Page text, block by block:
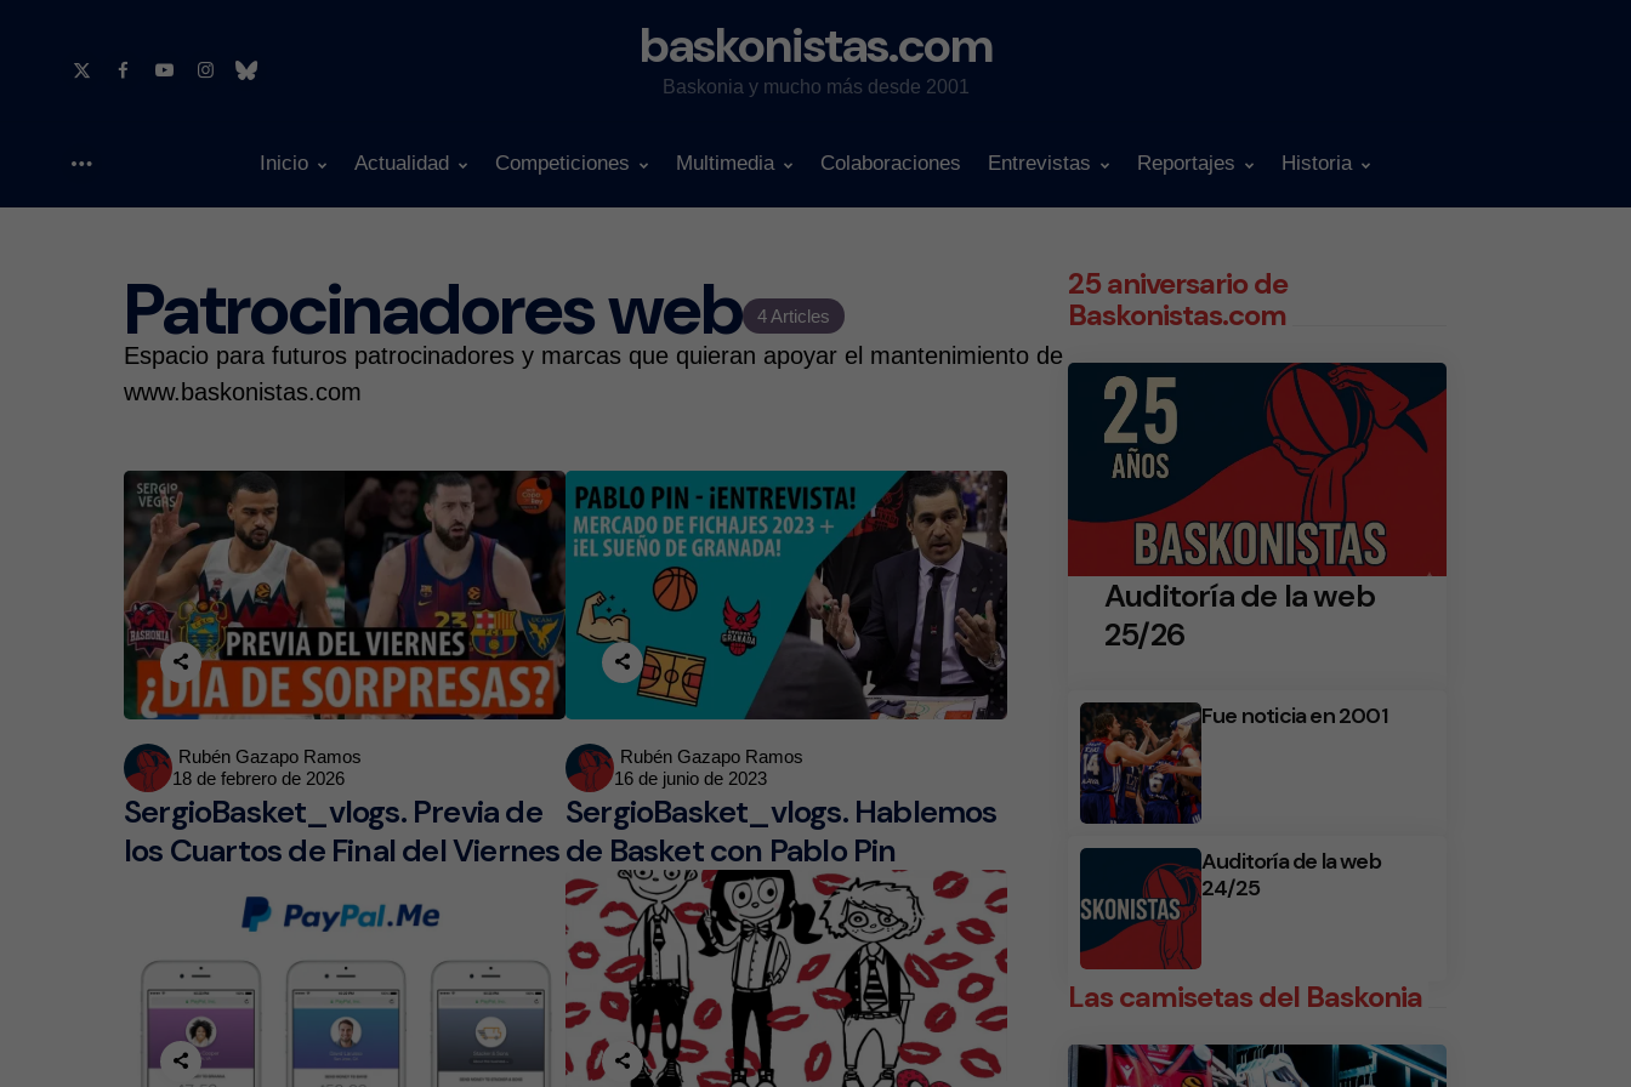
baskonistas.com
Baskonia y mucho más desde 2001
Inicio Actualidad Competiciones Multimedia Colaboraciones Entrevistas Reportajes Historia
4 Articles
Patrocinadores web
Espacio para futuros patrocinadores y marcas que quieran apoyar el mantenimiento de
www.baskonistas.com
Posted
by
Rubén Gazapo Ramos
18 de febrero de 2026
SergioBasket_vlogs. Previa de
los Cuartos de Final del Viernes
Posted
by
Rubén Gazapo Ramos
16 de junio de 2023
SergioBasket_vlogs. Hablemos
de Basket con Pablo Pin
25 aniversario de
Baskonistas.com
Auditoría de la web
25/26
Fue noticia en 2001
Auditoría de la web
24/25
Las camisetas del Baskonia